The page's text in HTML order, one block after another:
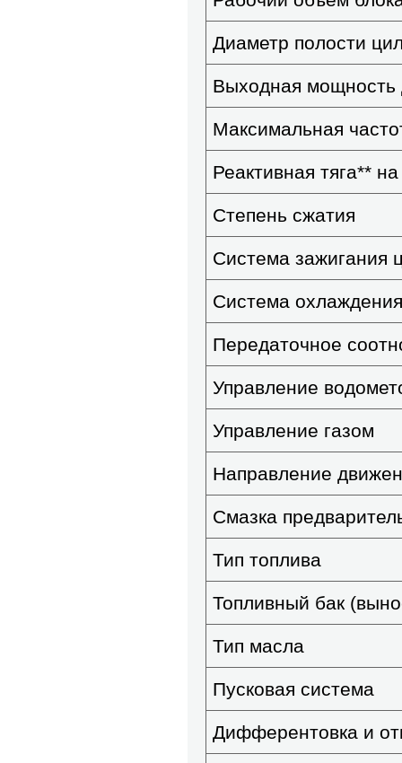
Диаметр полости
Выходная мощность
Максимальная
Реактивная тяга**
Степень сжатия
Система зажигания
Система охлаждения
Передаточное
Управление
Управление газом
Направление
Смазка
Тип топлива
Топливный бак
Тип масла
Пусковая система
Дифферентовка и